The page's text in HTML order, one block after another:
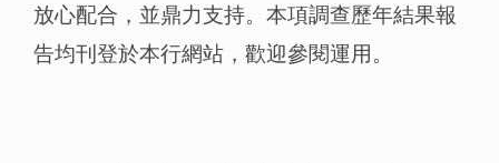
放心配合，並鼎力支持。本項調查歷年結果報
告均刊登於本行網站，歡迎參閱運用。